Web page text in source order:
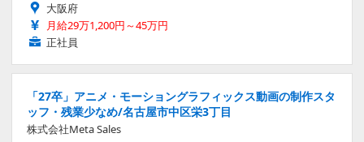
大阪府
月給29万1,200円～45万円
正社員
「27卒」アニメ・モーショングラフィックス動画の制作スタ
ッフ・残業少なめ/名古屋市中区栄3丁目
株式会社Meta Sales